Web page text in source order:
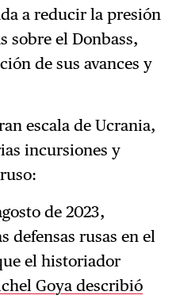
a reducir la presión
sobre el Donbass,
de sus avances y
escala de Ucrania,
incursiones y
de 2023,
defensas rusas en el
el historiador
Goya describió